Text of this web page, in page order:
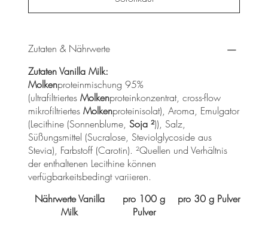
Zutaten & Nährwerte
Zutaten Vanilla Milk:
Molkenproteinmischung 95%
(ultrafiltriertes Molkenproteinkonzentrat, cross-flow
mikrofiltriertes Molkenproteinisolat), Aroma, Emulgator
(Lecithine (Sonnenblume, Soja ²)), Salz,
Süßungsmittel (Sucralose, Steviolglycoside aus
Stevia), Farbstoff (Carotin). ²Quellen und Verhältnis
der enthaltenen Lecithine können
verfügbarkeitsbedingt variieren.
Nährwerte Vanilla
Milk
pro 100 g
Pulver
pro 30 g Pulver